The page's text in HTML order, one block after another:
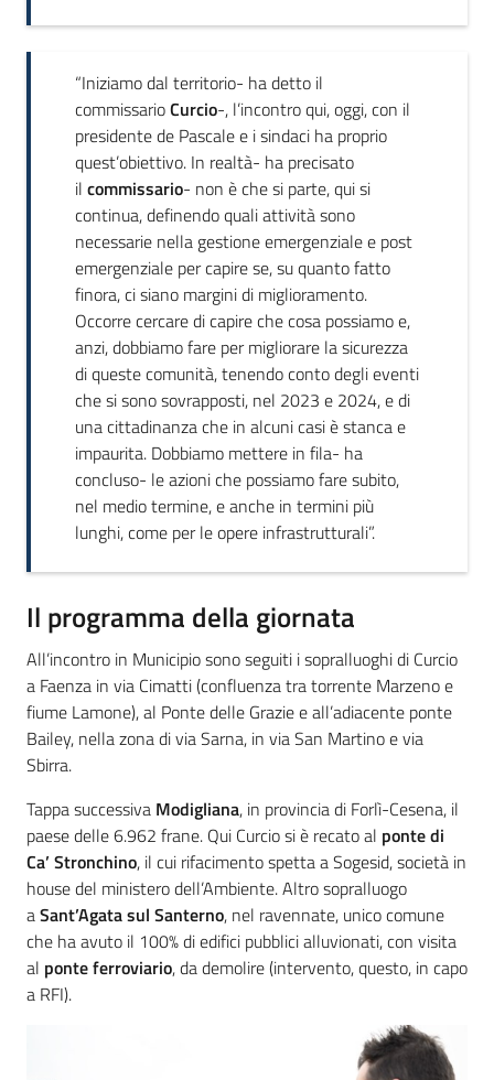
“Iniziamo dal territorio- ha detto il
commissarioCurcio-, l’incontro qui, oggi, con il
presidente de Pascale e i sindaci ha proprio
quest’obiettivo. In realtà- ha precisato
il commissario- non è che si parte, qui si
continua, definendo quali attività sono
necessarie nella gestione emergenziale e post
emergenziale per capire se, su quanto fatto
finora, ci siano margini di miglioramento.
Occorre cercare di capire che cosa possiamo e,
anzi, dobbiamo fare per migliorare la sicurezza
di queste comunità, tenendo conto degli eventi
che si sono sovrapposti, nel 2023 e 2024, e di
una cittadinanza che in alcuni casi è stanca e
impaurita. Dobbiamo mettere in fila- ha
concluso- le azioni che possiamo fare subito,
nel medio termine, e anche in termini più
lunghi, come per le opere infrastrutturali”.
Il programma della giornata
All’incontro in Municipio sono seguiti i sopralluoghi di Curcio
a Faenza in via Cimatti (confluenza tra torrente Marzeno e
fiume Lamone), al Ponte delle Grazie e all’adiacente ponte
Bailey, nella zona di via Sarna, in via San Martino e via
Sbirra.
Tappa successiva Modigliana, in provincia di Forlì-Cesena, il
paese delle 6.962 frane. Qui Curcio si è recato al ponte di
Ca’ Stronchino, il cui rifacimento spetta a Sogesid, società in
house del ministero dell’Ambiente. Altro sopralluogo
aSant’Agata sul Santerno, nel ravennate, unico comune
che ha avuto il 100% di edifici pubblici alluvionati, con visita
al ponte ferroviario, da demolire (intervento, questo, in capo
a RFI).